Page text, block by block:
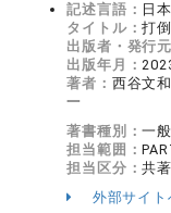
記述言語： 日
タイトル：打
出版者・発行元
出版年月：
著者： 西谷文
一
著書種別：一
担当範囲：
担当区分：共著
外部サイ